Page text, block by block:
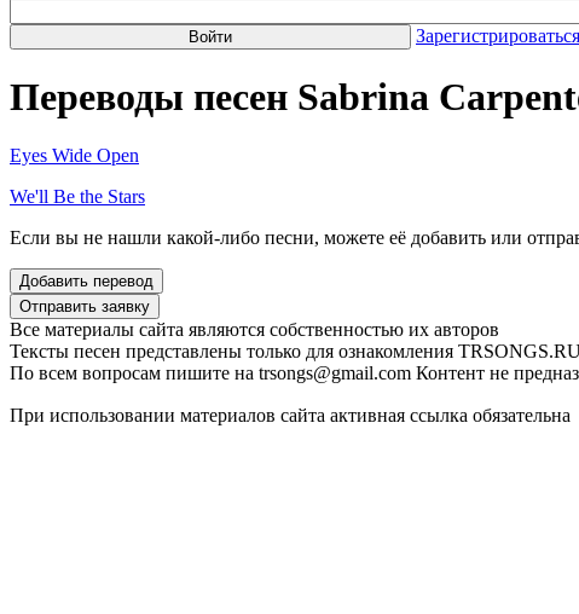
Зарегистрироваться
Переводы песен Sabrina
Eyes Wide Open
We'll Be the Stars
Если вы не нашли какой-либо песни, можете её добавить или
Все материалы сайта являются собственностью их авторов
Тексты песен представлены только для ознакомления
По всем вопросам пишите на trsongs@gmail.com Контент не
При использовании материалов сайта активная ссылка обязательна